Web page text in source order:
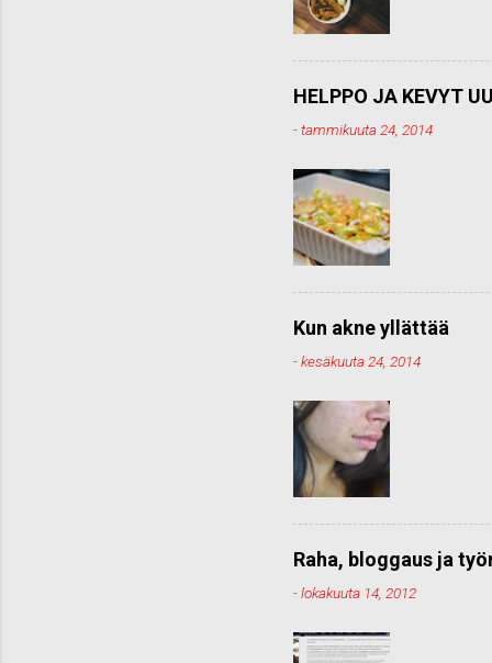
HELPPO JA KEVYT
-tammikuuta 24, 2014
Kun akne yllättää
-kesäkuuta 24, 2014
Raha, bloggaus ja
-lokakuuta 14, 2012